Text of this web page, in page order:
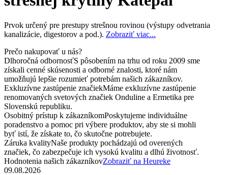
Prvok určený pre prestupy strešnou rovinou (výstupy odvetrania
kanalizácie, digestorov a pod.). Zobraziť viac...
Prečo nakupovať u nás?
Dlhoročná odbornosťS pôsobením na trhu od roku 2009 sme
získali cenné skúsenosti a odborné znalosti, ktoré nám
umožňujú lepšie rozumieť potrebám našich zákazníkov.
Exkluzívne zastúpenie značiekMáme exkluzívne zastúpenie
renomovaných svetových značiek Onduline a Ermetika pre
Slovenskú republiku.
Osobitný prístup k zákazníkomPoskytujeme individuálne
poradenstvo a pomoc pri výbere produktov, aby ste si mohli
byť istí, že získate to, čo skutočne potrebujete.
Záruka kvalityNaše produkty pochádzajú od overených
značiek, čo zabezpečuje ich vysokú kvalitu a dlhú životnosť.
Hodnotenia našich zákazníkovZobraziť na Heureke
09.08.2026